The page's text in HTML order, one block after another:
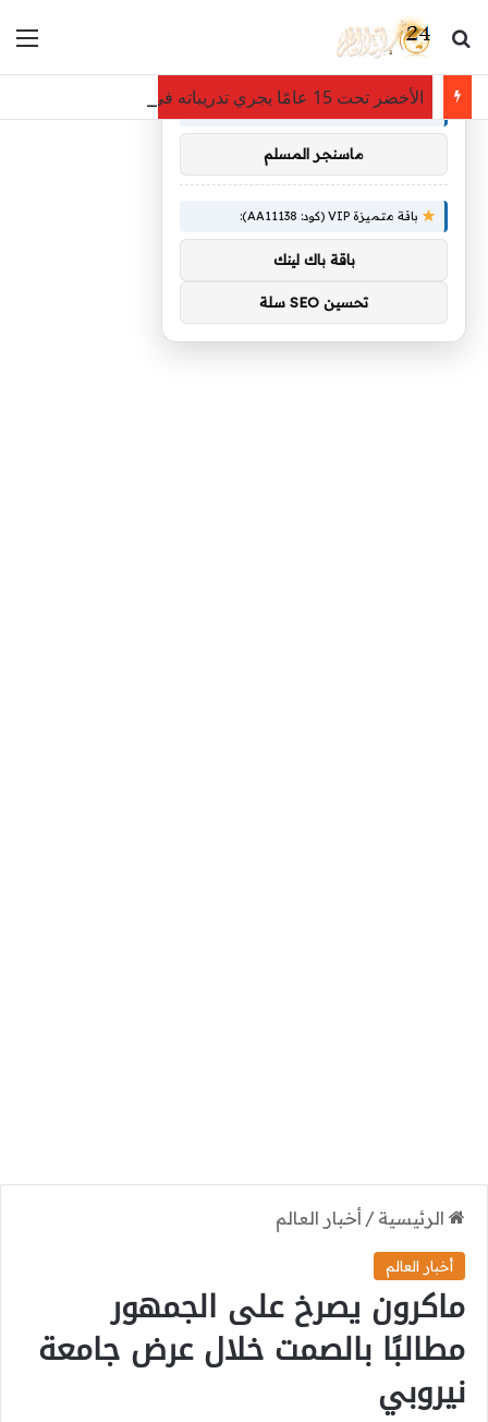
بحث عن
الأخضر تحت 15 عامًا يجري تدريباته في معسكر أبها
الرئيسية / أخبار العالم
أخبار العالم
ماكرون يصرخ على الجمهور
مطالبًا بالصمت خلال عرض جامعة
نيروبي
توصيات :
باقة متميزة VIP (كود: AA26790):
ماسنجر المسلم
باقة متميزة VIP (كود: AA11138):
باقة باك لينك
تحسين SEO سلة